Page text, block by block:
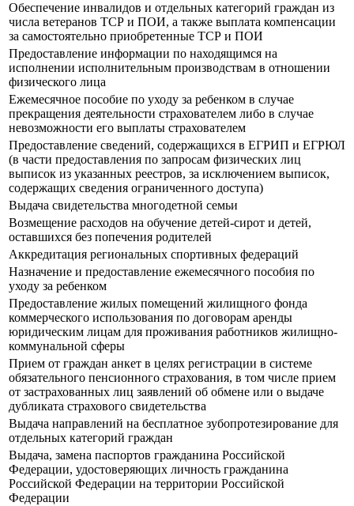
Обеспечение инвалидов и отдельных категорий граждан из
числа ветеранов ТСР и ПОИ, а также выплата компенсации
за самостоятельно приобретенные ТСР и ПОИ
Предоставление информации по находящимся на
исполнении исполнительным производствам в отношении
физического лица
Ежемесячное пособие по уходу за ребенком в случае
прекращения деятельности страхователем либо в случае
невозможности его выплаты страхователем
Предоставление сведений, содержащихся в ЕГРИП и ЕГРЮЛ
(в части предоставления по запросам физических лиц
выписок из указанных реестров, за исключением выписок,
содержащих сведения ограниченного доступа)
Выдача свидетельства многодетной семьи
Возмещение расходов на обучение детей-сирот и детей,
оставшихся без попечения родителей
Аккредитация региональных спортивных федераций
Назначение и предоставление ежемесячного пособия по
уходу за ребенком
Предоставление жилых помещений жилищного фонда
коммерческого использования по договорам аренды
юридическим лицам для проживания работников жилищно-
коммунальной сферы
Прием от граждан анкет в целях регистрации в системе
обязательного пенсионного страхования, в том числе прием
от застрахованных лиц заявлений об обмене или о выдаче
дубликата страхового свидетельства
Выдача направлений на бесплатное зубопротезирование для
отдельных категорий граждан
Выдача, замена паспортов гражданина Российской
Федерации, удостоверяющих личность гражданина
Российской Федерации на территории Российской
Федерации